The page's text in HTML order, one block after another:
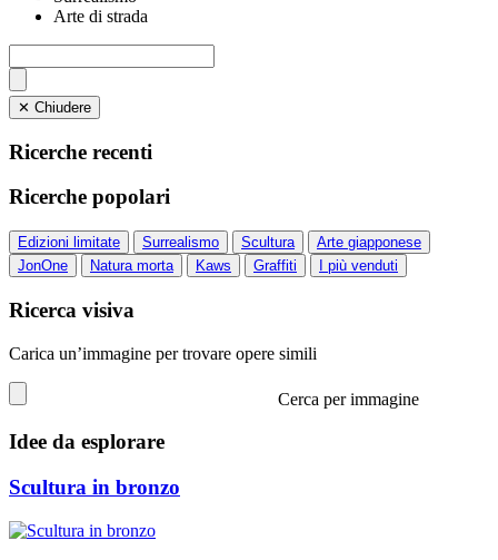
Arte di strada
✕ Chiudere
Ricerche recenti
Ricerche popolari
Edizioni limitate Surrealismo Scultura
Arte giapponese
JonOne
Natura morta Kaws Graffiti I più venduti
Ricerca visiva
Carica un’immagine per trovare opere simili
Cerca per immagine
Idee da esplorare
Scultura in bronzo